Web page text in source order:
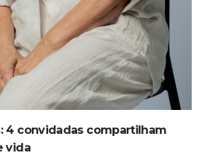
4 convidadas compartilham
vida